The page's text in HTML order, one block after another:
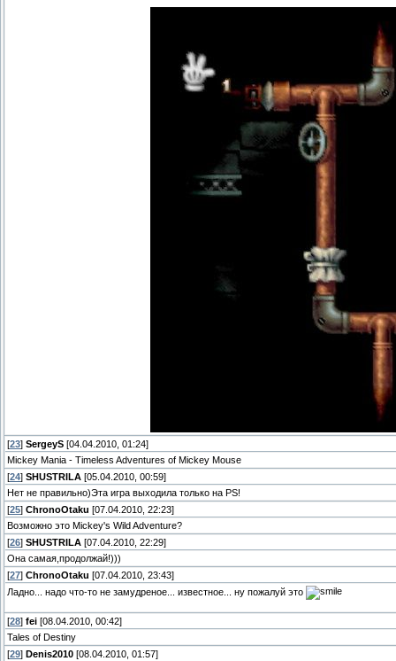
[23] SergeyS [04.04.2010, 01:24]
Mickey Mania - Timeless Adventures of Mickey Mouse
[24] SHUSTRILA [05.04.2010, 00:59]
Нет не правильно)Эта игра выходила только на PS!
[25] ChronoOtaku [07.04.2010, 22:23]
Возможно это Mickey's Wild Adventure?
[26] SHUSTRILA [07.04.2010, 22:29]
Она самая,продолжай!)))
[27] ChronoOtaku [07.04.2010, 23:43]
Ладно... надо что-то не замудреное... известное... ну пожалуй это
[28] fei [08.04.2010, 00:42]
Tales of Destiny
[29] Denis2010 [08.04.2010, 01:57]